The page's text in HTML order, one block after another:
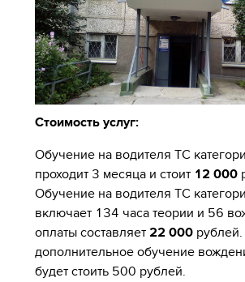
Стоимость услуг:
Обучение на водителя ТС
проходит 3 месяца и стоит 12 000
Обучение на водителя ТС
включает 134 часа теории и 56
оплаты составляет 22 000
дополнительное обучение
будет стоить 500 рублей.